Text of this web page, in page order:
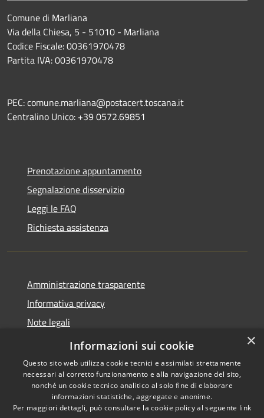
Comune di Marliana
Via della Chiesa, 5 - 51010 - Marliana
Codice Fiscale: 00361970478
Partita IVA: 00361970478
PEC: comune.marliana@postacert.toscana.it
Centralino Unico: +39 0572.69851
Prenotazione appuntamento
Segnalazione disservizio
Leggi le FAQ
Richiesta assistenza
Amministrazione trasparente
Informativa privacy
Note legali
Dichiarazione di accessibilità
Accessibilità
Copyright © 2026 • Comune di
Marliana • Powered by
×
Informazioni sui cookie
Questo sito web utilizza cookie tecnici e assimilati strettamente
necessari al corretto funzionamento e alla navigazione del sito,
nonché un cookie tecnico analitico al solo fine di elaborare
informazioni statistiche, aggregate e anonime.
Per maggiori dettagli, può consultare la cookie policy al seguente link